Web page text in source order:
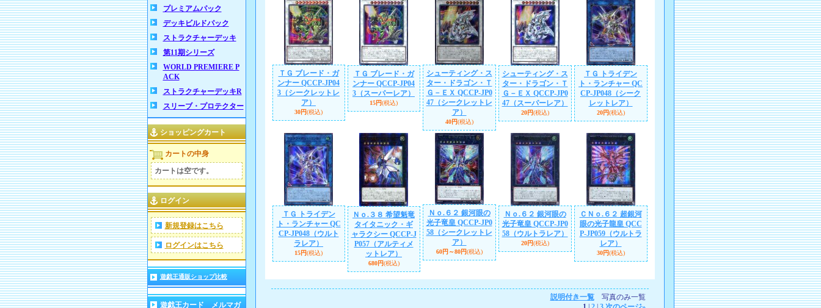
プレミアムパック
デッキビルドパック
ストラクチャーデッキ
第11期シリーズ
WORLD PREMIERE P
ACK
ストラクチャーデッキR
スリーブ・プロテクター
ショッピングカート
カートの中身
カートは空です。
ログイン
新規登録はこちら
ログインはこちら
遊戯王通販ショップ比較
遊戯王カード メルマガ
ＴＧ ブレード・ガ
ンナー QCCP-JP04
3（シークレットレ
ア）
30円(税込)
ＴＧ ブレード・ガ
ンナー QCCP-JP04
3（スーパーレア）
15円(税込)
シューティング・ス
ター・ドラゴン・Ｔ
Ｇ－ＥＸ QCCP-JP0
47（シークレットレ
ア）
40円(税込)
シューティング・ス
ター・ドラゴン・Ｔ
Ｇ－ＥＸ QCCP-JP0
47（スーパーレア）
20円(税込)
ＴＧ トライデン
ト・ランチャー QC
CP-JP048（シーク
レットレア）
20円(税込)
ＴＧ トライデン
ト・ランチャー QC
CP-JP048（ウルト
ラレア）
15円(税込)
Ｎｏ.３８ 希望魁竜
タイタニック・ギ
ャラクシー QCCP-J
P057（アルティメ
ットレア）
680円(税込)
Ｎｏ.６２ 銀河眼の
光子竜皇 QCCP-JP0
58（シークレットレ
ア）
60円～80円(税込)
Ｎｏ.６２ 銀河眼の
光子竜皇 QCCP-JP0
58（ウルトラレア）
20円(税込)
ＣＮｏ.６２ 超銀河
眼の光子龍皇 QCC
P-JP059（ウルトラ
レア）
30円(税込)
説明付き一覧写真のみ一覧